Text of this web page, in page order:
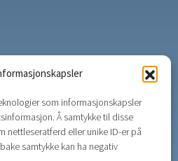
som informasjonskapsler
Å samtykke til disse
nettleseratferd eller unike ID-er på
samtykke kan ha negativ